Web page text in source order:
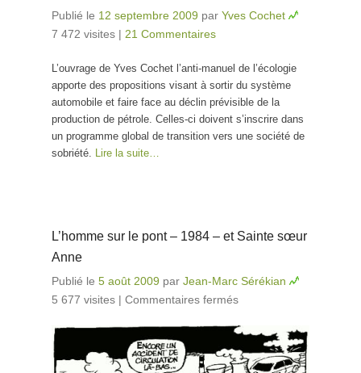
Publié le 12 septembre 2009 par Yves Cochet
7 472 visites | 21 Commentaires
L’ouvrage de Yves Cochet l’anti-manuel de l’écologie
apporte des propositions visant à sortir du système
automobile et faire face au déclin prévisible de la
production de pétrole. Celles-ci doivent s’inscrire dans
un programme global de transition vers une société de
sobriété. Lire la suite…
L’homme sur le pont – 1984 – et Sainte sœur
Anne
Publié le 5 août 2009 par Jean-Marc Sérékian
5 677 visites | Commentaires fermés
et Sainte sœur
Anne